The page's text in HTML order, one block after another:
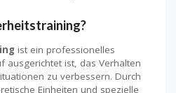
ist ein professionelles
ist, das Verhalten
zu verbessern. Durch
Einheiten und spezielle